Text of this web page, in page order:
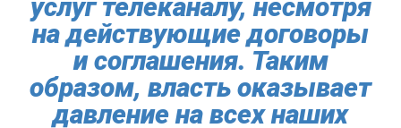
услуг телеканалу, несмотря
на действующие договоры
и соглашения. Таким
образом, власть оказывает
давление на всех наших